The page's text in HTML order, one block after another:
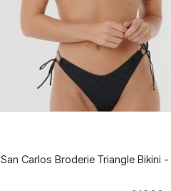
טופ ביקיני - San Carlos Broderie Triangle Bikini